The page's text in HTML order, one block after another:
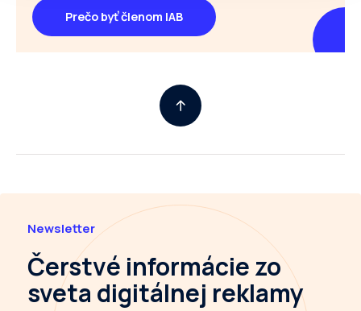
Prečo byť členom IAB
Newsletter
Čerstvé informáciezo
sveta digitálnej reklamy